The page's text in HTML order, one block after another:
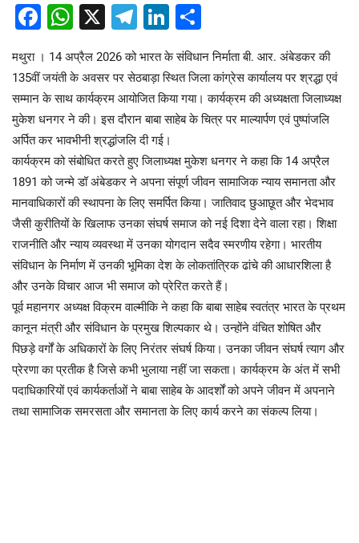
Facebook
WhatsApp
X Telegram
LinkedIn
मथुरा । 14 अप्रैल 2026 को भारत के संविधान निर्माता बी. आर. अंबेडकर की
135वीं जयंती के अवसर पर सेठबाड़ा स्थित जिला कांग्रेस कार्यालय पर श्रद्धा एवं
सम्मान के साथ कार्यक्रम आयोजित किया गया। कार्यक्रम की अध्यक्षता जिलाध्यक्ष
मुकेश धनगर ने की। इस दौरान बाबा साहेब के चित्र पर माल्यार्पण एवं पुष्पांजलि
अर्पित कर भावभीनी श्रद्धांजलि दी गई।
कार्यक्रम को संबोधित करते हुए जिलाध्यक्ष मुकेश धनगर ने कहा कि 14 अप्रैल
1891 को जन्मे डॉ अंबेडकर ने अपना संपूर्ण जीवन सामाजिक न्याय समानता और
मानवाधिकारों की स्थापना के लिए समर्पित किया। जातिवाद छुआछूत और भेदभाव
जैसी कुरीतियों के खिलाफ उनका संघर्ष समाज को नई दिशा देने वाला रहा। शिक्षा
राजनीति और न्याय व्यवस्था में उनका योगदान सदैव स्मरणीय रहेगा। भारतीय
संविधान के निर्माण में उनकी भूमिका देश के लोकतांत्रिक ढांचे की आधारशिला है
और उनके विचार आज भी समाज को प्रेरित करते हैं।
पूर्व महानगर अध्यक्ष विक्रम वाल्मीकि ने कहा कि बाबा साहेब स्वतंत्र भारत के प्रथम
कानून मंत्री और संविधान के प्रमुख शिल्पकार थे। उन्होंने वंचित शोषित और
पिछड़े वर्गों के अधिकारों के लिए निरंतर संघर्ष किया। उनका जीवन संघर्ष त्याग और
प्रेरणा का प्रतीक है जिसे कभी भुलाया नहीं जा सकता। कार्यक्रम के अंत में सभी
पदाधिकारियों एवं कार्यकर्ताओं ने बाबा साहेब के आदर्शों को अपने जीवन में अपनाने
तथा सामाजिक समरसता और समानता के लिए कार्य करने का संकल्प लिया।